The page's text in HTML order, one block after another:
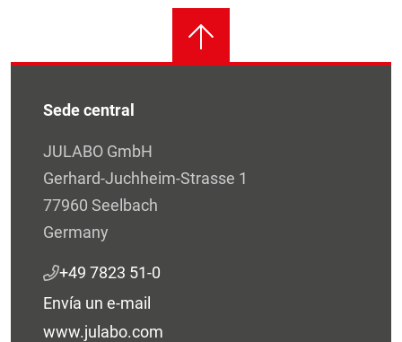
Sede central
JULABO GmbH
Gerhard-Juchheim-Strasse 1
77960 Seelbach
Germany
+49 7823 51-0
Envía un e-mail
www.julabo.com